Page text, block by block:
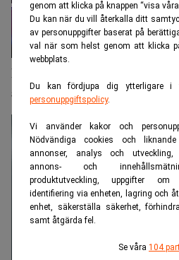
genom att klicka på knappen “visa
Du kan när du vill återkalla ditt
av personuppgifter baserat på
val när som helst genom att klicka
webbplats.
Du kan fördjupa dig ytterligare i
personuppgiftspolicy.
Vi använder kakor och
Nödvändiga cookies och
annonser, analys och utveckling,
annons- och
produktutveckling, uppgifter om
identifiering via enheten, lagring och
enhet, säkerställa säkerhet,
samt åtgärda fel.
Se våra 104
Rekordutdelning i vår –
aktieägarna